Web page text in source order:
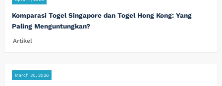
Komparasi Togel Singapore dan Togel Hong Kong: Yang
Paling Menguntungkan?
Artikel
March 30, 2026